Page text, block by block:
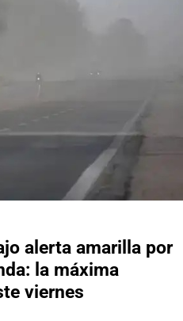
alerta amarilla por
la máxima
viernes